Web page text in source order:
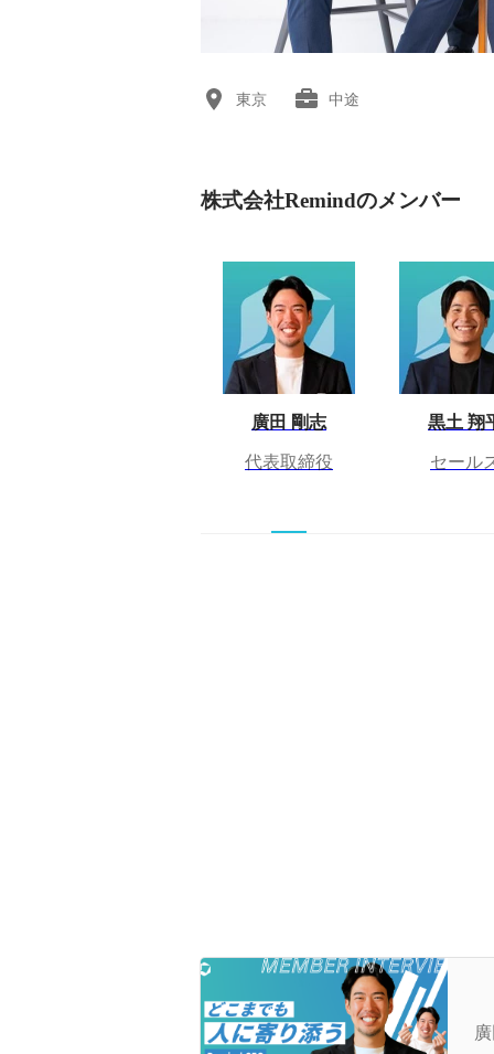
東京 中途
株式会社Remindのメンバー
廣田 剛志
代表取締役
黒土 翔
セール